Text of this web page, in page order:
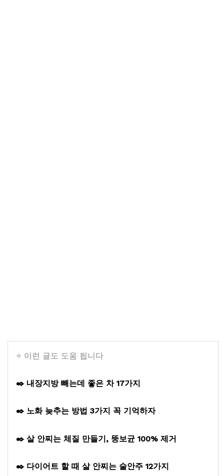
⭐ 이런 글도 도움 됩니다
✒️ 내장지방 빼는데 좋은 차 17가지
✒️ 노화 늦추는 방법 3가지 꼭 기억하자
✒️ 살 안찌는 체질 만들기, 뚱보균 100% 제거
✒️ 다이어트 할 때 살 안찌는 술안주 12가지